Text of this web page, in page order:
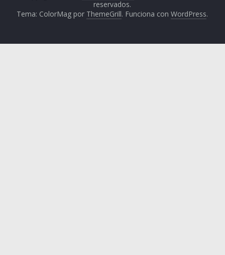
reservados.
Tema: ColorMag por ThemeGrill. Funciona conWordPress.